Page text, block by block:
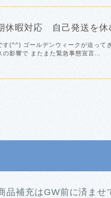
休暇対応 自己発送を休
す(^^) ゴールデンウィークが迫って
影響で またまた緊急事態宣言...
品補充はGW前に済ませ